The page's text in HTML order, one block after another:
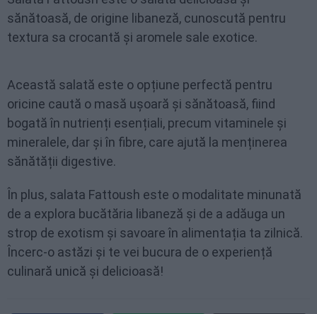
sănătoasă, de origine libaneză, cunoscută pentru
textura sa crocantă și aromele sale exotice.
Această salată este o opțiune perfectă pentru
oricine caută o masă ușoară și sănătoasă, fiind
bogată în nutrienți esențiali, precum vitaminele și
mineralele, dar și în fibre, care ajută la menținerea
sănătății digestive.
În plus, salata Fattoush este o modalitate minunată
de a explora bucătăria libaneză și de a adăuga un
strop de exotism și savoare în alimentația ta zilnică.
Încerc-o astăzi și te vei bucura de o experiență
culinară unică și delicioasă!